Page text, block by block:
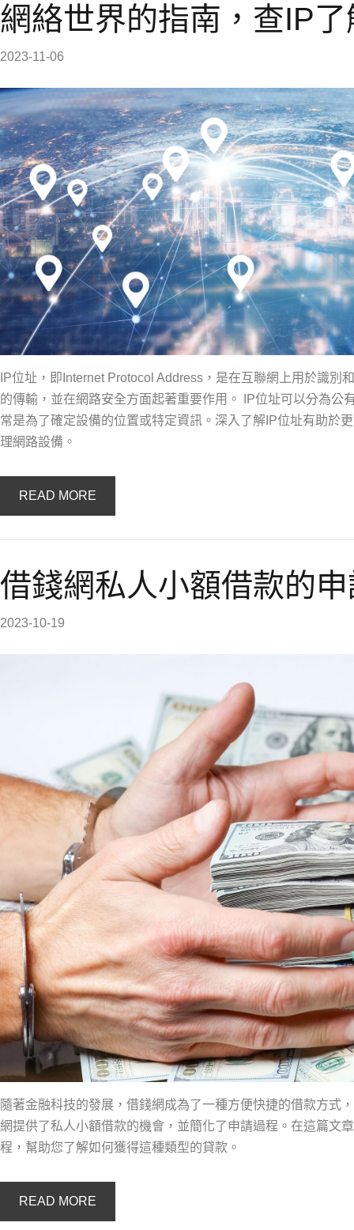
網絡世界的指南，查IP
2023-11-06
IP位址，即Internet Protocol Address，是在互聯網上用於識
的傳輸，並在網路安全方面起著重要作用。 IP位址可以分為公
常是為了確定設備的位置或特定資訊。深入了解IP位址有助於
理網路設備。
READ MORE
借錢網私人小額借款的
2023-10-19
隨著金融科技的發展，借錢網成為了一種方便快捷的借款方式
網提供了私人小額借款的機會，並簡化了申請過程。在這篇文
程，幫助您了解如何獲得這種類型的貸款。
READ MORE